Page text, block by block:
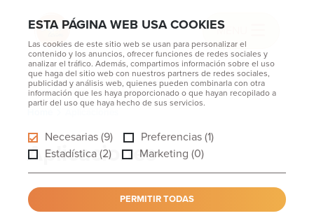
ESTA PÁGINA WEB USA COOKIES
Las cookies de este sitio web se usan para personalizar el
contenido y los anuncios, ofrecer funciones de redes sociales y
analizar el tráfico. Además, compartimos información sobre el uso
que haga del sitio web con nuestros partners de redes sociales,
publicidad y análisis web, quienes pueden combinarla con otra
información que les haya proporcionado o que hayan recopilado a
partir del uso que haya hecho de sus servicios.
Necesarias (9)
Preferencias (1)
Estadística (2)
Marketing (0)
PERMITIR TODAS
MENU
Home Aplicaciones
Aplicaciones